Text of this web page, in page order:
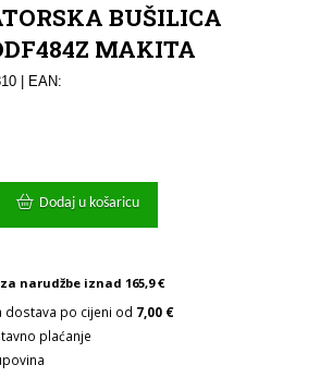
BUŠILICA
MAKITA
| EAN:
Dodaj u košaricu
narudžbe iznad 165,9 €
dostava po cijeni od 7,00 €
plaćanje